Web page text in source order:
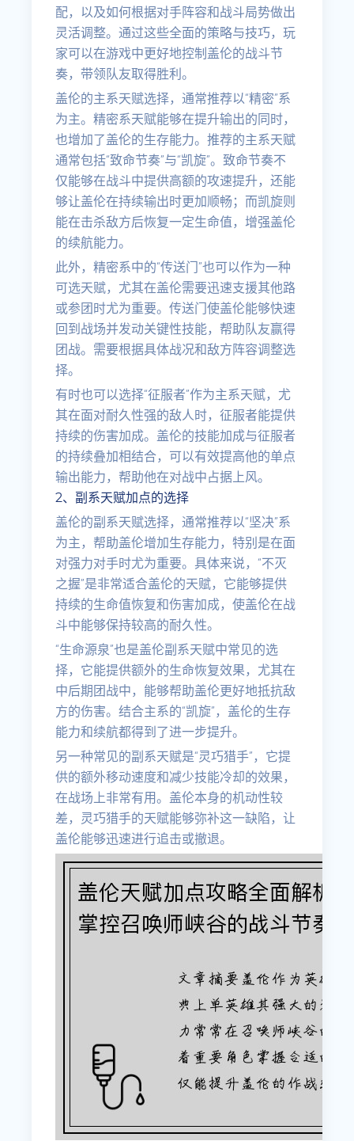
配，以及如何根据对手阵容和战斗局势做出
灵活调整。通过这些全面的策略与技巧，玩
家可以在游戏中更好地控制盖伦的战斗节
奏，带领队友取得胜利。
盖伦的主系天赋选择，通常推荐以“精密”系
为主。精密系天赋能够在提升输出的同时，
也增加了盖伦的生存能力。推荐的主系天赋
通常包括“致命节奏”与“凯旋”。致命节奏不
仅能够在战斗中提供高额的攻速提升，还能
够让盖伦在持续输出时更加顺畅；而凯旋则
能在击杀敌方后恢复一定生命值，增强盖伦
的续航能力。
此外，精密系中的“传送门”也可以作为一种
可选天赋，尤其在盖伦需要迅速支援其他路
或参团时尤为重要。传送门使盖伦能够快速
回到战场并发动关键性技能，帮助队友赢得
团战。需要根据具体战况和敌方阵容调整选
择。
有时也可以选择“征服者”作为主系天赋，尤
其在面对耐久性强的敌人时，征服者能提供
持续的伤害加成。盖伦的技能加成与征服者
的持续叠加相结合，可以有效提高他的单点
输出能力，帮助他在对战中占据上风。
2、副系天赋加点的选择
盖伦的副系天赋选择，通常推荐以“坚决”系
为主，帮助盖伦增加生存能力，特别是在面
对强力对手时尤为重要。具体来说，“不灭
之握”是非常适合盖伦的天赋，它能够提供
持续的生命值恢复和伤害加成，使盖伦在战
斗中能够保持较高的耐久性。
“生命源泉”也是盖伦副系天赋中常见的选
择，它能提供额外的生命恢复效果，尤其在
中后期团战中，能够帮助盖伦更好地抵抗敌
方的伤害。结合主系的“凯旋”，盖伦的生存
能力和续航都得到了进一步提升。
另一种常见的副系天赋是“灵巧猎手”，它提
供的额外移动速度和减少技能冷却的效果，
在战场上非常有用。盖伦本身的机动性较
差，灵巧猎手的天赋能够弥补这一缺陷，让
盖伦能够迅速进行追击或撤退。